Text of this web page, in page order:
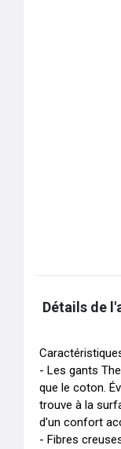
Détails de
- Les gants
que le coton.
trouve à la
d'un confort
- Fibres